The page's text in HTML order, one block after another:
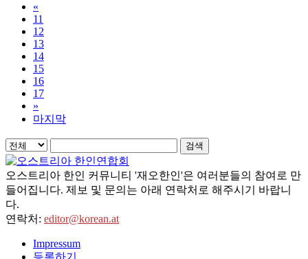
«
11
12
13
14
15
16
17
»
마지막
검색
오스트리아 한인 커뮤니티 '재오한인'은 여러분들의 참여로 만
들어집니다. 제보 및 문의는 아래 연락처로 해주시기 바랍니
다.
연락처: editor@korean.at
Impressum